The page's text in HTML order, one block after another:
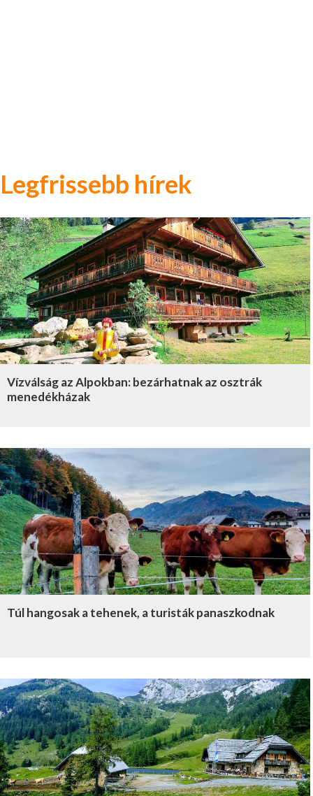
Legfrissebb hírek
Vízválság az Alpokban: bezárhatnak az osztrák
menedékházak
Túl hangosak a tehenek, a turisták panaszkodnak